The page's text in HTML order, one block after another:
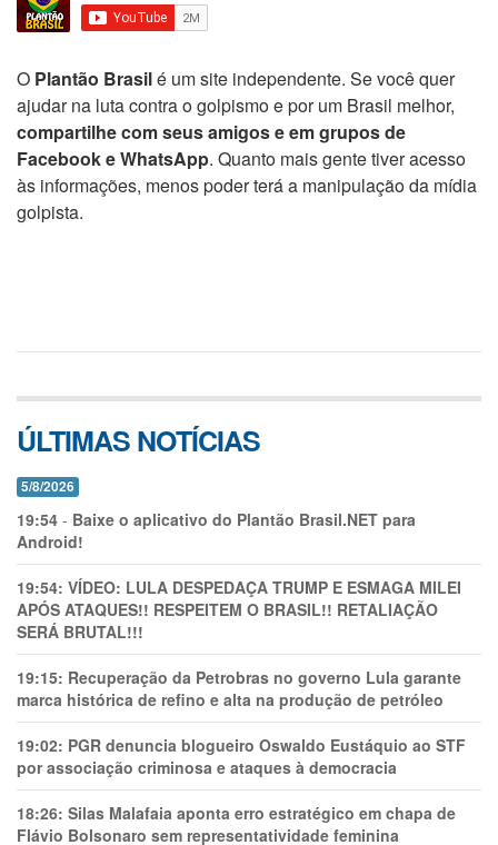
O Plantão Brasilé um site independente. Se você quer
ajudar na luta contra o golpismo e por um Brasil melhor,
compartilhe com seus amigos e em grupos de
Facebook e WhatsApp. Quanto mais gente tiver acesso
às informações, menos poder terá a manipulação da mídia
golpista.
ÚLTIMAS NOTÍCIAS
5/8/2026
19:54 - Baixe o aplicativo do Plantão Brasil.NET para
Android!
19:54: VÍDEO: LULA DESPEDAÇA TRUMP E ESMAGA MILEI
APÓS ATAQUES!! RESPEITEM O BRASIL!! RETALIAÇÃO
SERÁ BRUTAL!!!
19:15: Recuperação da Petrobras no governo Lula garante
marca histórica de refino e alta na produção de petróleo
19:02: PGR denuncia blogueiro Oswaldo Eustáquio ao STF
por associação criminosa e ataques à democracia
18:26: Silas Malafaia aponta erro estratégico em chapa de
Flávio Bolsonaro sem representatividade feminina